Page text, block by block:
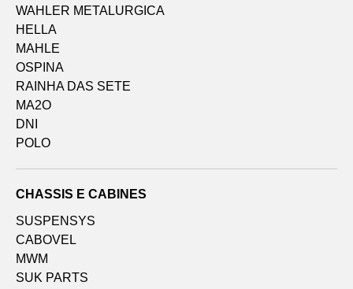
WAHLER METALURGICA
HELLA
MAHLE
OSPINA
RAINHA DAS SETE
MA2O
DNI
POLO
CHASSIS E CABINES
SUSPENSYS
CABOVEL
MWM
SUK PARTS